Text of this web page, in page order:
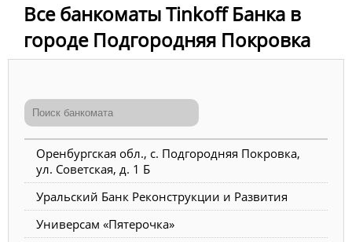
Все банкоматы Tinkoff Банка в
городе Подгородняя Покровка
Оренбургская обл., с. Подгородняя Покровка,
ул. Советская, д. 1 Б
Уральский Банк Реконструкции и Развития
Универсам «Пятерочка»